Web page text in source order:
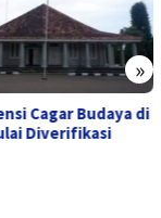
»
Cagar Budaya di
Diverifikasi